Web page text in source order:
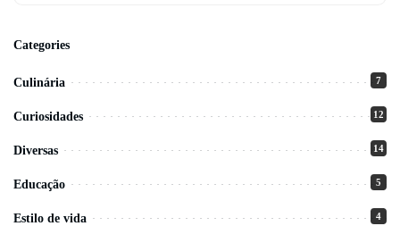
Categories
Culinária 7
Curiosidades 12
Diversas 14
Educação 5
Estilo de vida 4